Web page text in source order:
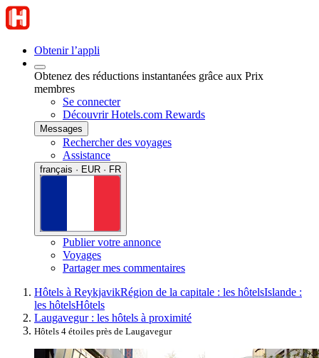
Obtenir l’appli
Obtenez des réductions instantanées grâce aux Prix
membres
Se connecter
Découvrir Hotels.com Rewards
Messages
Rechercher des voyages
Assistance
français · EUR · FR
Publier votre annonce
Voyages
Partager mes commentaires
Hôtels à ReykjavikRégion de la capitale : les hôtelsIslande :
les hôtelsHôtels
Laugavegur : les hôtels à proximité
Hôtels 4 étoiles près de Laugavegur